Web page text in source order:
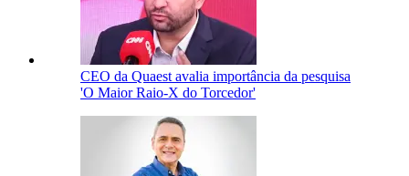
CEO da Quaest avalia importância da pesquisa
'O Maior Raio-X do Torcedor'